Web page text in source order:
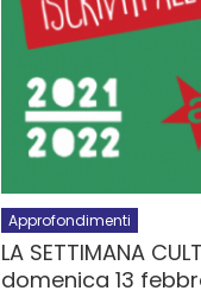
Approfondimenti
LA SETTIMANA
domenica 13